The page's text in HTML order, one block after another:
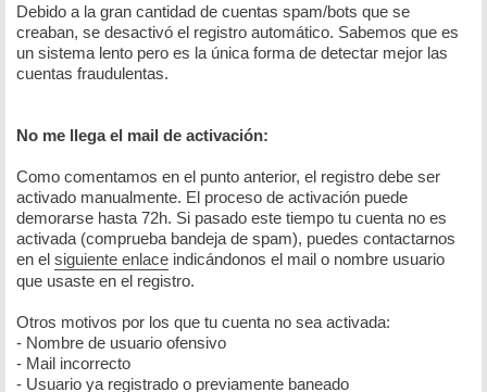
Debido a la gran cantidad de cuentas spam/bots que se
creaban, se desactivó el registro automático. Sabemos que es
un sistema lento pero es la única forma de detectar mejor las
cuentas fraudulentas.
No me llega el mail de activación:
Como comentamos en el punto anterior, el registro debe ser
activado manualmente. El proceso de activación puede
demorarse hasta 72h. Si pasado este tiempo tu cuenta no es
activada (comprueba bandeja de spam), puedes contactarnos
en el siguiente enlace indicándonos el mail o nombre usuario
que usaste en el registro.
Otros motivos por los que tu cuenta no sea activada:
- Nombre de usuario ofensivo
- Mail incorrecto
- Usuario ya registrado o previamente baneado